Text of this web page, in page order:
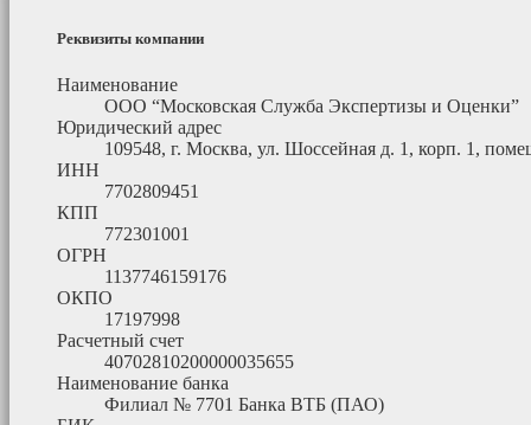
Реквизиты компании
Наименование
ООО “Московская Служба Экспертизы и Оценки”
Юридический адрес
109548, г. Москва, ул. Шоссейная д. 1, корп. 1,
ИНН
7702809451
КПП
772301001
ОГРН
1137746159176
ОКПО
17197998
Расчетный счет
40702810200000035655
Наименование банка
Филиал № 7701 Банка ВТБ (ПАО)